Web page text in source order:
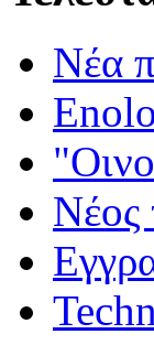
Νέα
Νέος